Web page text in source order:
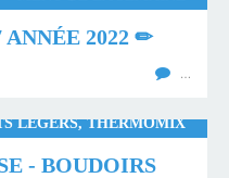
2022 ✏
…
LÉGERS, THERMOMIX
- BOUDOIRS